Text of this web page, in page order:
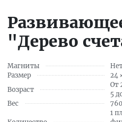
"Дерево
Магниты
Размер
24
Возраст
От
5
Вес
1